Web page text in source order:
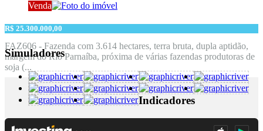
Venda
R$ 25.300.000,00
FAZ606 - Fazenda com 3.614 hectares, terra bruta, dupla aptidão,
margem do Rio Parnaíba, próxima de várias fazendas produtoras de
soja (...
Simuladores
Indicadores